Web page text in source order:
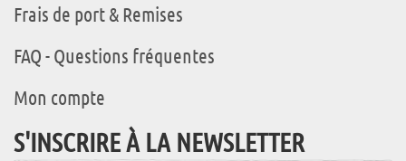
Frais de port & Remises
FAQ - Questions fréquentes
Mon compte
S'INSCRIRE À LA NEWSLETTER